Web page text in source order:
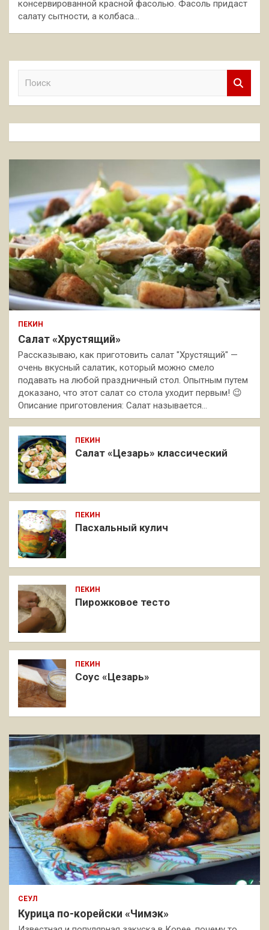
консервированной красной фасолью. Фасоль придаст
салату сытности, а колбаса…
к
ПЕКИН
Салат «Хрустящий»
Рассказываю, как приготовить салат "Хрустящий" —
очень вкусный салатик, который можно смело
подавать на любой праздничный стол. Опытным путем
доказано, что этот салат со стола уходит первым! 😉
Описание приготовления: Салат называется…
ПЕКИН
Салат «Цезарь» классический
ПЕКИН
Пасхальный кулич
ПЕКИН
Пирожковое тесто
ПЕКИН
Соус «Цезарь»
СЕУЛ
Курица по-корейски «Чимэк»